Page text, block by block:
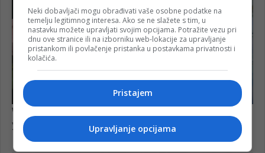
Neki dobavljači mogu obrađivati vaše osobne podatke na
temelju legitimnog interesa. Ako se ne slažete s tim, u
nastavku možete upravljati svojim opcijama. Potražite vezu pri
dnu ove stranice ili na izborniku web-lokacije za upravljanje
pristankom ili povlačenje pristanka u postavkama privatnosti i
kolačića.
Pristajem
Upravljanje opcijama